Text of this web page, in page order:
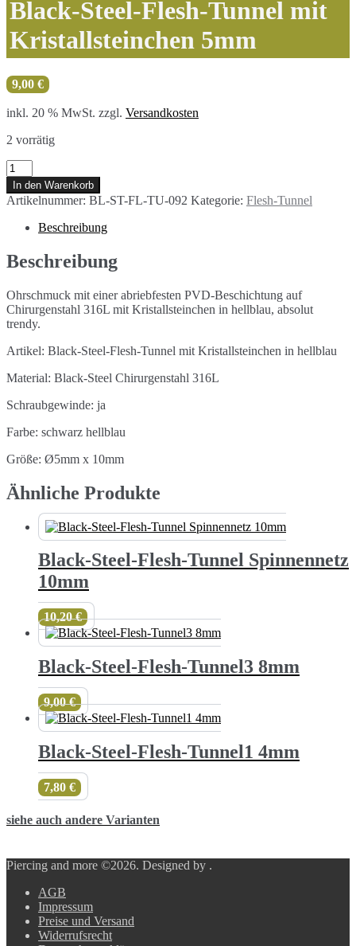
Black-Steel-Flesh-Tunnel mit
Kristallsteinchen 5mm
9,00 €
inkl. 20 % MwSt. zzgl. Versandkosten
2 vorrätig
Black-
Steel-
Flesh-
Tunnel
Kristallsteinchen
5mm
Menge
In den Warenkorb
Artikelnummer: BL-ST-FL-TU-092 Kategorie: Flesh-Tunnel
Beschreibung
Beschreibung
Ohrschmuck mit einer abriebfesten PVD-Beschichtung auf
Chirurgenstahl 316L mit Kristallsteinchen in hellblau, absolut
trendy.
Artikel: Black-Steel-Flesh-Tunnel mit Kristallsteinchen in hellblau
Material: Black-Steel Chirurgenstahl 316L
Schraubgewinde: ja
Farbe: schwarz hellblau
Größe: Ø5mm x 10mm
Ähnliche Produkte
Black-Steel-Flesh-Tunnel Spinnennetz
10mm
10,20€
Black-Steel-Flesh-Tunnel3 8mm
9,00€
Black-Steel-Flesh-Tunnel1 4mm
7,80 €
siehe auch andere Varianten
Piercing and more ©2026. Designed by .
AGB
Impressum
Preise und Versand
Widerrufsrecht